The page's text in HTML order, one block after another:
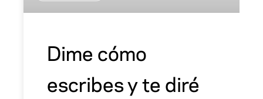
Dime cómo
escribes y te diré